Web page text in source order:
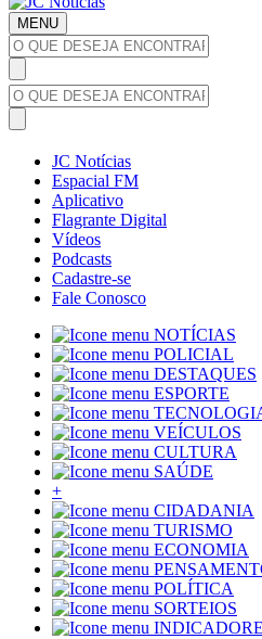
MENU
JC Notícias
Espacial FM
Aplicativo
Flagrante Digital
Vídeos
Podcasts
Cadastre-se
Fale Conosco
NOTÍCIAS
POLICIAL
DESTAQUES
ESPORTE
VEÍCULOS
CULTURA
SAÚDE
+
CIDADANIA
TURISMO
ECONOMIA
POLÍTICA
SORTEIOS